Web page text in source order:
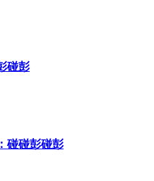
碰彭
碰碰彭碰彭